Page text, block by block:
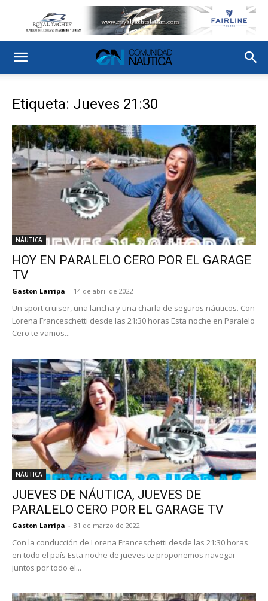
Etiqueta: Jueves 21:30
NÁUTICA
HOY EN PARALELO CERO POR EL GARAGE
TV
Gaston Larripa - 14 de abril de 2022
Un sport cruiser, una lancha y una charla de seguros náuticos. Con
Lorena Franceschetti desde las 21:30 horas Esta noche en Paralelo
Cero te vamos...
NÁUTICA
JUEVES DE NÁUTICA, JUEVES DE
PARALELO CERO POR EL GARAGE TV
Gaston Larripa - 31 de marzo de 2022
Con la conducción de Lorena Franceschetti desde las 21:30 horas
en todo el país Esta noche de jueves te proponemos navegar
juntos por todo el...